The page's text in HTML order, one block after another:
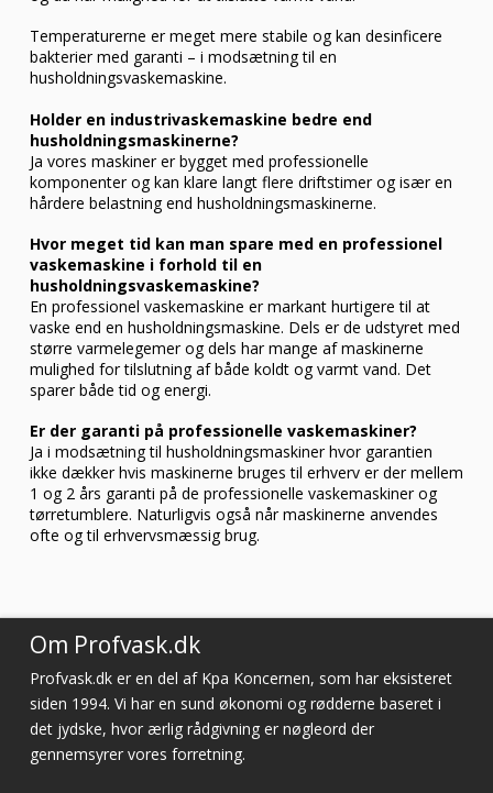
Temperaturerne er meget mere stabile og kan desinficere
bakterier med garanti – i modsætning til en
husholdningsvaskemaskine.
Holder en industrivaskemaskine bedre end
husholdningsmaskinerne?
Ja vores maskiner er bygget med professionelle
komponenter og kan klare langt flere driftstimer og især en
hårdere belastning end husholdningsmaskinerne.
Hvor meget tid kan man spare med en professionel
vaskemaskine i forhold til en
husholdningsvaskemaskine?
En professionel vaskemaskine er markant hurtigere til at
vaske end en husholdningsmaskine. Dels er de udstyret med
større varmelegemer og dels har mange af maskinerne
mulighed for tilslutning af både koldt og varmt vand. Det
sparer både tid og energi.
Er der garanti på professionelle vaskemaskiner?
Ja i modsætning til husholdningsmaskiner hvor garantien
ikke dækker hvis maskinerne bruges til erhverv er der mellem
1 og 2 års garanti på de professionelle vaskemaskiner og
tørretumblere. Naturligvis også når maskinerne anvendes
ofte og til erhvervsmæssig brug.
Om Profvask.dk
Profvask.dk er en del af Kpa Koncernen, som har eksisteret
siden 1994. Vi har en sund økonomi og rødderne baseret i
det jydske, hvor ærlig rådgivning er nøgleord der
gennemsyrer vores forretning.